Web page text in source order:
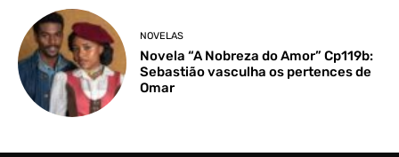
NOVELAS
Novela “A Nobreza do Amor” Cp119b:
Sebastião vasculha os pertences de
Omar